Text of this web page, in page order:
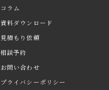
コラム
資料ダウンロード
見積もり依頼
相談予約
お問い合わせ
プライバシーポリシー